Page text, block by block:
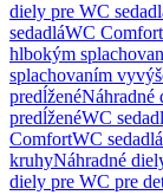
diely pre WC
sedadláWC Comfort
hlbokým
splachovaním
predĺženéNáhradné
predĺženéWC
ComfortWC sedadlá
kruhyNáhradné
diely pre WC pre